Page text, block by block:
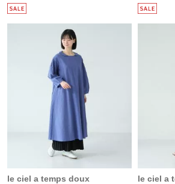
le ciel a temps doux
le ciel a